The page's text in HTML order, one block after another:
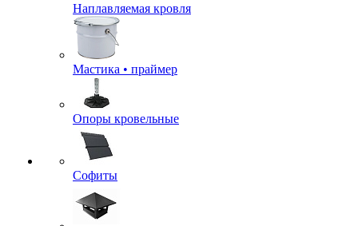
Наплавляемая кровля
Мастика • праймер
Опоры кровельные
Софиты